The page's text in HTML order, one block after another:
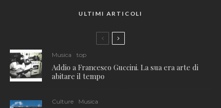
ULTIMI ARTICOLI
Musica top
Addio a Francesco Guccini. La sua era arte di
abitare il tempo
Culture Musica